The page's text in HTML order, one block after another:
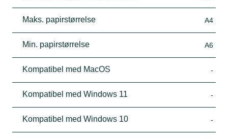
Maks. papirstørrelse A4
Min. papirstørrelse A6
Kompatibel med MacOS -
Kompatibel med Windows 11 -
Kompatibel med Windows 10 -